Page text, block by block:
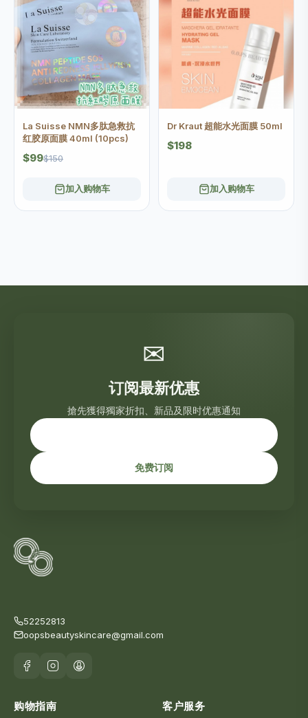
La Suisse NMN多肽急救抗
红胶原面膜 40ml (10pcs)
$99$150
加入购物车
Dr Kraut 超能水光面膜 50ml
$198
加入购物车
✉
订阅最新优惠
搶先獲得獨家折扣、新品及限时优惠通知
免费订阅
52252813
oopsbeautyskincare@gmail.com
购物指南 客户服务